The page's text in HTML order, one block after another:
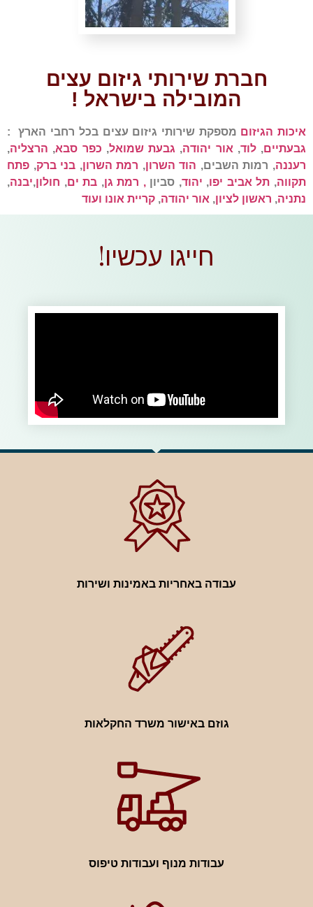
חברת שירותי גיזום עצים
המובילה בישראל !
איכות הגיזום מספקת שירותי גיזום עצים בכל רחבי הארץ :
גבעתיים,לוד, אור יהודה, גבעת שמואל, כפר סבא, הרצליה,
רעננה, רמות השבים, הוד השרון, רמת השרון, בני ברק, פתח
תקווה, תל אביב יפו, יהוד, סביון, רמת גן, בת ים, חולון,יבנה,
נתניה, ראשון לציון, אור יהודה, קריית אונו ועוד
חייגו עכשיו!
עבודה באחריות באמינות ושירות
גוזם באישור משרד החקלאות
עבודות מנוף ועבודות טיפוס